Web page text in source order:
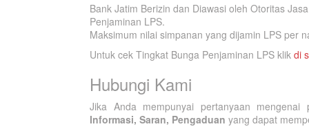
Bank Jatim Berizin dan Diawasi oleh Otoritas
Penjaminan LPS.
Maksimum nilai simpanan yang dijamin LPS per
Untuk cek Tingkat Bunga Penjaminan LPS klik di
Hubungi Kami
Jika Anda mempunyai pertanyaan
Informasi, Saran, Pengaduan yang dapat